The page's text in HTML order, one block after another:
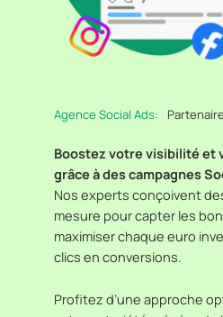
Agence Social Ads:
Boostez votre visibilité et
grâce à des campagnes
Nos experts conçoivent
mesure pour capter les
maximiser chaque euro
clics en conversions.
Profitez d’une approche